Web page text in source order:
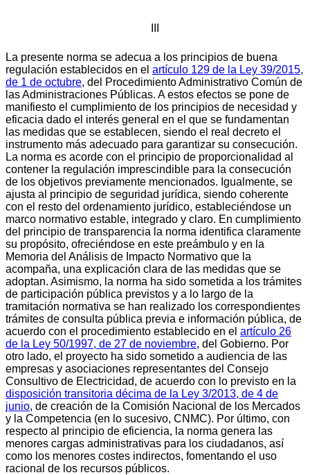
La presente norma se adecua a los principios de buena
regulación establecidos en el artículo 129 de la Ley 39/2015,
de 1 de octubre, del Procedimiento Administrativo Común de
las Administraciones Públicas. A estos efectos se pone de
manifiesto el cumplimiento de los principios de necesidad y
eficacia dado el interés general en el que se fundamentan
las medidas que se establecen, siendo el real decreto el
instrumento más adecuado para garantizar su consecución.
La norma es acorde con el principio de proporcionalidad al
contener la regulación imprescindible para la consecución
de los objetivos previamente mencionados. Igualmente, se
ajusta al principio de seguridad jurídica, siendo coherente
con el resto del ordenamiento jurídico, estableciéndose un
marco normativo estable, integrado y claro. En cumplimiento
del principio de transparencia la norma identifica claramente
su propósito, ofreciéndose en este preámbulo y en la
Memoria del Análisis de Impacto Normativo que la
acompaña, una explicación clara de las medidas que se
adoptan. Asimismo, la norma ha sido sometida a los trámites
de participación pública previstos y a lo largo de la
tramitación normativa se han realizado los correspondientes
trámites de consulta pública previa e información pública, de
acuerdo con el procedimiento establecido en el artículo 26
de la Ley 50/1997, de 27 de noviembre, del Gobierno. Por
otro lado, el proyecto ha sido sometido a audiencia de las
empresas y asociaciones representantes del Consejo
Consultivo de Electricidad, de acuerdo con lo previsto en la
disposición transitoria décima de la Ley 3/2013, de 4 de
junio, de creación de la Comisión Nacional de los Mercados
y la Competencia (en lo sucesivo, CNMC). Por último, con
respecto al principio de eficiencia, la norma genera las
menores cargas administrativas para los ciudadanos, así
como los menores costes indirectos, fomentando el uso
racional de los recursos públicos.